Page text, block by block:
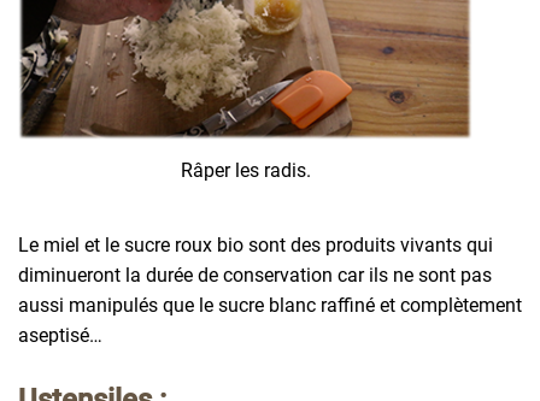
Râper les radis.
Le miel et le sucre roux bio sont des produits vivants qui
diminueront la durée de conservation car ils ne sont pas
aussi manipulés que le sucre blanc raffiné et complètement
aseptisé…